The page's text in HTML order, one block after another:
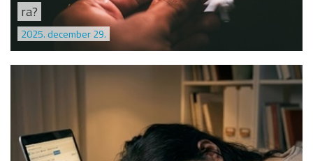
ra?
2025. december 29.